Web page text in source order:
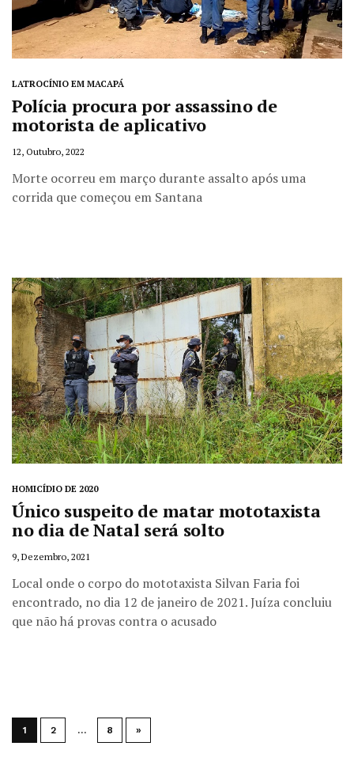
LATROCÍNIO EM MACAPÁ
Polícia procura por assassino de
motorista de aplicativo
12, Outubro, 2022
Morte ocorreu em março durante assalto após uma
corrida que começou em Santana
HOMICÍDIO DE 2020
Único suspeito de matar mototaxista
no dia de Natal será solto
9, Dezembro, 2021
Local onde o corpo do mototaxista Silvan Faria foi
encontrado, no dia 12 de janeiro de 2021. Juíza concluiu
que não há provas contra o acusado
1 2 … 8 »